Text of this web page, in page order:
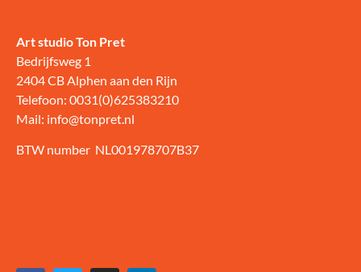
Art studio Ton Pret
Bedrijfsweg 1
2404 CB Alphen aan den Rijn
Telefoon: 0031(0)625383210
Mail: info@tonpret.nl
BTW number NL001978707B37